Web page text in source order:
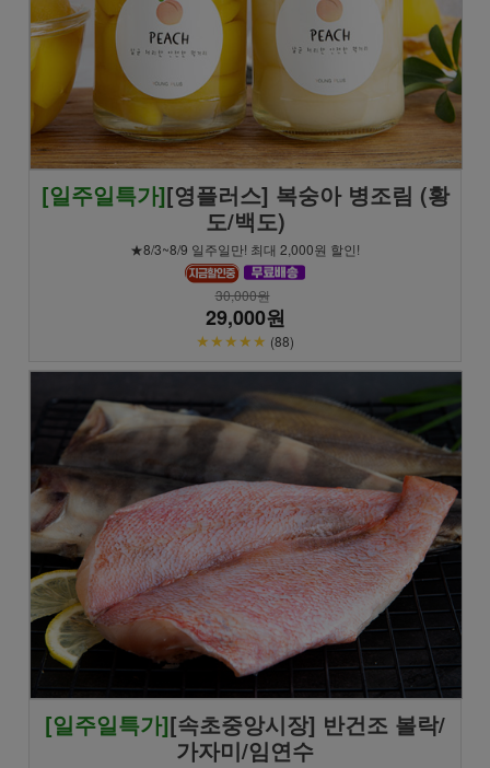
[일주일특가][영플러스] 복숭아 병조림 (황
도/백도)
★8/3~8/9 일주일만! 최대 2,000원 할인!
30,000원
29,000원
★★★★★ (88)
[일주일특가][속초중앙시장] 반건조 볼락/
가자미/임연수